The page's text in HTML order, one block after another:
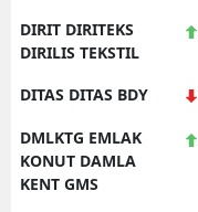
DIRIT DIRITEKS
DIRILIS TEKSTIL
DITAS DITAS BDY
DMLKTG EMLAK
KONUT DAMLA
KENT GMS